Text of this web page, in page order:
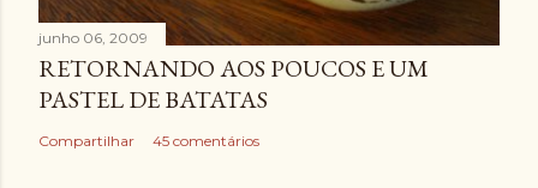
junho 06, 2009
RETORNANDO AOS POUCOS E UM
PASTEL DE BATATAS
Compartilhar 45 comentários